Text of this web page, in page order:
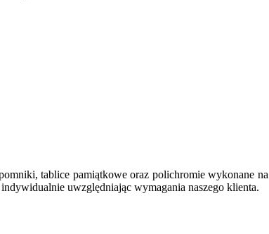
tablice pamiątkowe oraz polichromie wykonane na
uwzględniając wymagania naszego klienta.